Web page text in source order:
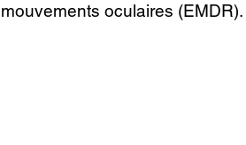
mouvements oculaires (EMDR).